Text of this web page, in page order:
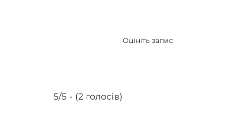
5/5 - (2 голосів)
Оцініть запис